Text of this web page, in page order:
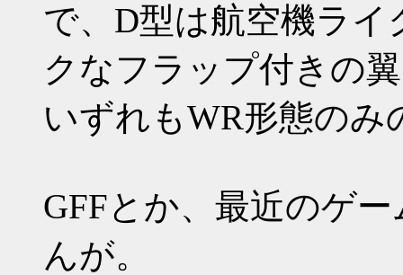
で、D型は航空機ラ
クなフラップ付きの
いずれもWR形態のみ
GFFとか、最近のゲ
んが。